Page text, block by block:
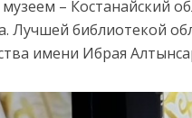
– Костанайский
библиотекой
имени Ибрая